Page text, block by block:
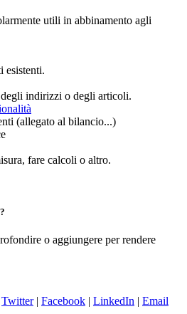
utili in abbinamento agli
esistenti.
degli indirizzi o degli articoli.
(allegato al bilancio...)
fare calcoli o altro.
o aggiungere per rendere
Twitter| Facebook | LinkedIn | Email